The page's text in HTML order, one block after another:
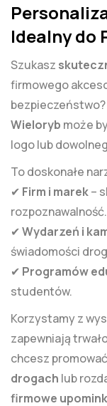
Idealny do
Szukasz
firmowego
bezpieczeństwo?
Wieloryb może
logo lub
To doskonałe
✔ Firm i marek–
rozpoznawalność.
✔Wydarzeń i
świadomości
✔ Programów
studentów.
Korzystamy z
zapewniają
chcesz promować
drogach lub
firmowe